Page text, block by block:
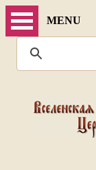
MENU